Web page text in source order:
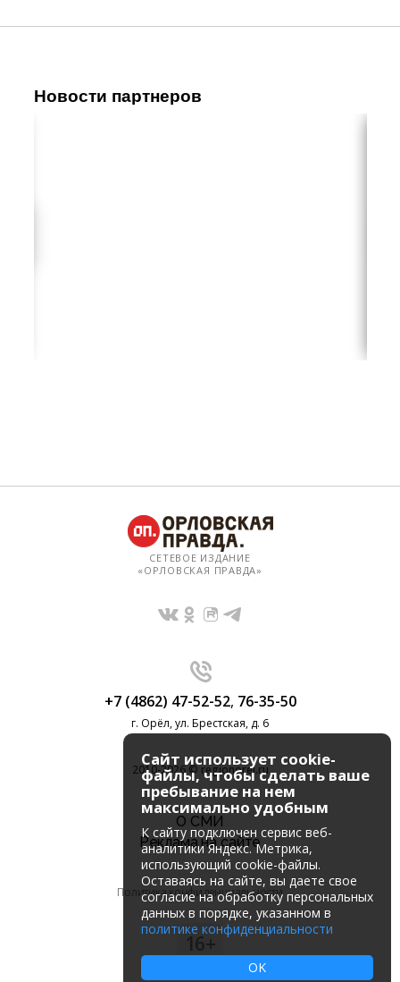
Новости партнеров
СЕТЕВОЕ ИЗДАНИЕ
«ОРЛОВСКАЯ ПРАВДА»
+7 (4862) 47-52-52, 76-35-50
г. Орёл, ул. Брестская, д. 6
2010-2026 © regionorel.ru
О СМИ
Реклама на сайте
Политика конфиденциальности
16+
Сайт использует cookie-
файлы, чтобы сделать ваше
пребывание на нем
максимально удобным
К cайту подключен сервис веб-
аналитики Яндекс. Метрика,
использующий cookie-файлы.
Оставаясь на сайте, вы даете свое
согласие на обработку персональных
данных в порядке, указанном в
политике конфиденциальности
OK